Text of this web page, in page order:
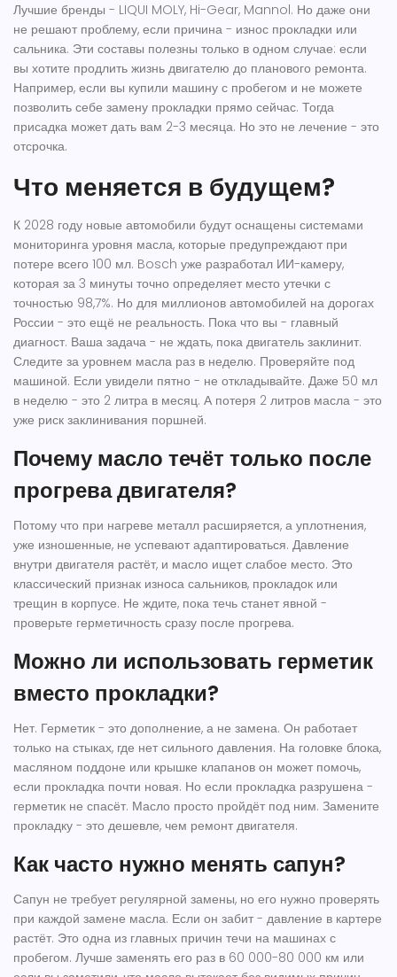
Лучшие бренды - LIQUI MOLY, Hi-Gear, Mannol. Но даже они
не решают проблему, если причина - износ прокладки или
сальника. Эти составы полезны только в одном случае: если
вы хотите продлить жизнь двигателю до планового ремонта.
Например, если вы купили машину с пробегом и не можете
позволить себе замену прокладки прямо сейчас. Тогда
присадка может дать вам 2-3 месяца. Но это не лечение - это
отсрочка.
Что меняется в будущем?
К 2028 году новые автомобили будут оснащены системами
мониторинга уровня масла, которые предупреждают при
потере всего 100 мл. Bosch уже разработал ИИ-камеру,
которая за 3 минуты точно определяет место утечки с
точностью 98,7%. Но для миллионов автомобилей на дорогах
России - это ещё не реальность. Пока что вы - главный
диагност. Ваша задача - не ждать, пока двигатель заклинит.
Следите за уровнем масла раз в неделю. Проверяйте под
машиной. Если увидели пятно - не откладывайте. Даже 50 мл
в неделю - это 2 литра в месяц. А потеря 2 литров масла - это
уже риск заклинивания поршней.
Почему масло течёт только после
прогрева двигателя?
Потому что при нагреве металл расширяется, а уплотнения,
уже изношенные, не успевают адаптироваться. Давление
внутри двигателя растёт, и масло ищет слабое место. Это
классический признак износа сальников, прокладок или
трещин в корпусе. Не ждите, пока течь станет явной -
проверьте герметичность сразу после прогрева.
Можно ли использовать герметик
вместо прокладки?
Нет. Герметик - это дополнение, а не замена. Он работает
только на стыках, где нет сильного давления. На головке блока,
масляном поддоне или крышке клапанов он может помочь,
если прокладка почти новая. Но если прокладка разрушена -
герметик не спасёт. Масло просто пройдёт под ним. Замените
прокладку - это дешевле, чем ремонт двигателя.
Как часто нужно менять сапун?
Сапун не требует регулярной замены, но его нужно проверять
при каждой замене масла. Если он забит - давление в картере
растёт. Это одна из главных причин течи на машинах с
пробегом. Лучше заменять его раз в 60 000-80 000 км или